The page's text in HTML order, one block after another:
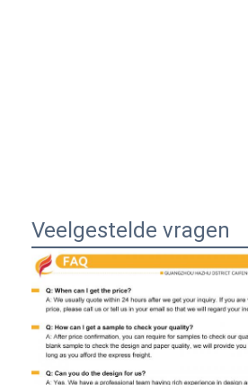
Veelgestelde vragen